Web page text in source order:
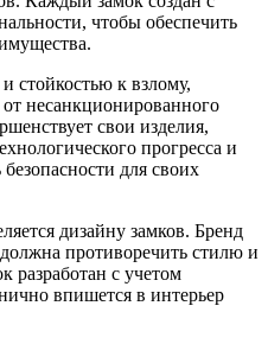
чтобы обеспечить
стойкостью к взлому,
несанкционированного
свои изделия,
прогресса и
для своих
дизайну замков. Бренд
противоречить стилю и
разработан с учетом
впишется в интерьер